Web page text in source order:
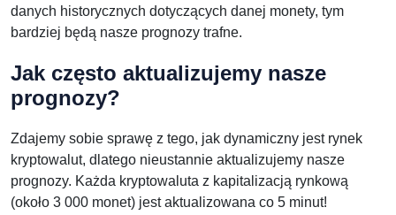
danych historycznych dotyczących danej monety, tym
bardziej będą nasze prognozy trafne.
Jak często aktualizujemy nasze
prognozy?
Zdajemy sobie sprawę z tego, jak dynamiczny jest rynek
kryptowalut, dlatego nieustannie aktualizujemy nasze
prognozy. Każda kryptowaluta z kapitalizacją rynkową
(około 3 000 monet) jest aktualizowana co 5 minut!